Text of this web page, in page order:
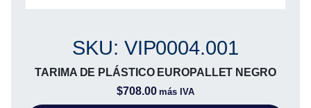
SKU: VIP0004.001
TARIMA DE PLÁSTICO EUROPALLET NEGRO
$708.00 más IVA